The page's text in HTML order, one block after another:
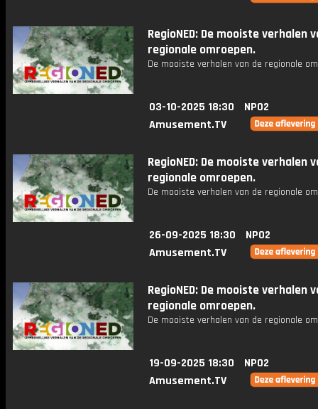
RegioNED: De mooiste verhalen
regionale omroepen.
De mooiste verhalen van de regionale
03-10-2025 18:30
NPO2
Amusement.TV
RegioNED: De mooiste verhalen
regionale omroepen.
De mooiste verhalen van de regionale
26-09-2025 18:30
NPO2
Amusement.TV
RegioNED: De mooiste verhalen
regionale omroepen.
De mooiste verhalen van de regionale
19-09-2025 18:30
NPO2
Amusement.TV